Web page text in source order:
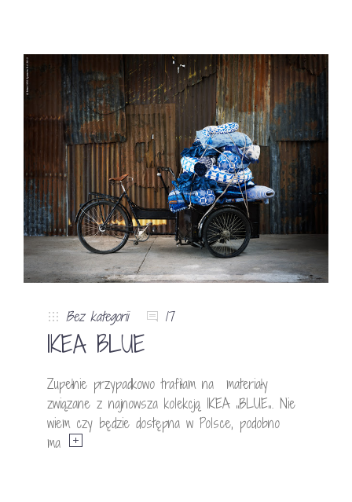
Bez kategorii 17
IKEA BLUE
Zupełnie przypadkowo trafiłam na materiały
związane z najnowsza kolekcją IKEA „BLUE„. Nie
wiem czy będzie dostępna w Polsce, podobno
ma